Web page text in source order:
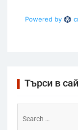
Търси в
for: